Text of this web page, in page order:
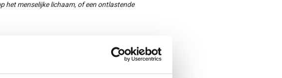
het menselijke lichaam, of een ontlastende
met ons op en maak een afspraak. Tevens is
om wederverkoper van deze koppels te